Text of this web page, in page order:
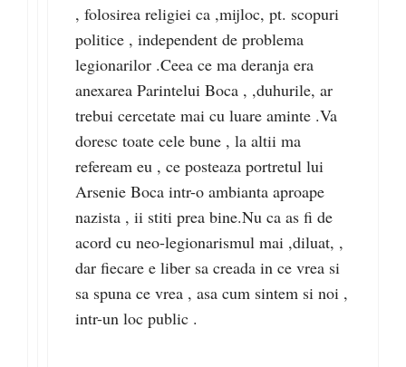
, folosirea religiei ca ,mijloc, pt. scopuri
politice , independent de problema
legionarilor .Ceea ce ma deranja era
anexarea Parintelui Boca , ,duhurile, ar
trebui cercetate mai cu luare aminte .Va
doresc toate cele bune , la altii ma
refeream eu , ce posteaza portretul lui
Arsenie Boca intr-o ambianta aproape
nazista , ii stiti prea bine.Nu ca as fi de
acord cu neo-legionarismul mai ,diluat, ,
dar fiecare e liber sa creada in ce vrea si
sa spuna ce vrea , asa cum sintem si noi ,
intr-un loc public .